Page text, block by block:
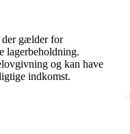
der gælder for
lagerbeholdning.
og kan have
indkomst.